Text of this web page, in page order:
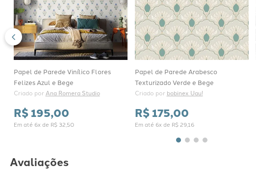
Papel de Parede Vinílico Flores
Felizes Azul e Bege
Criado por Ana Romera Studio
R$195,00
Em até 6x de R$ 32 50
Papel de Parede Arabesco
Texturizado Verde e Bege
Criado por bobinex Uau!
R$175,00
Em até 6x de R$ 29,16
Avaliações